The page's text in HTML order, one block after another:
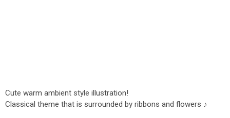
Cute warm ambient style illustration!
Classical theme that is surrounded by ribbons and flowers ♪